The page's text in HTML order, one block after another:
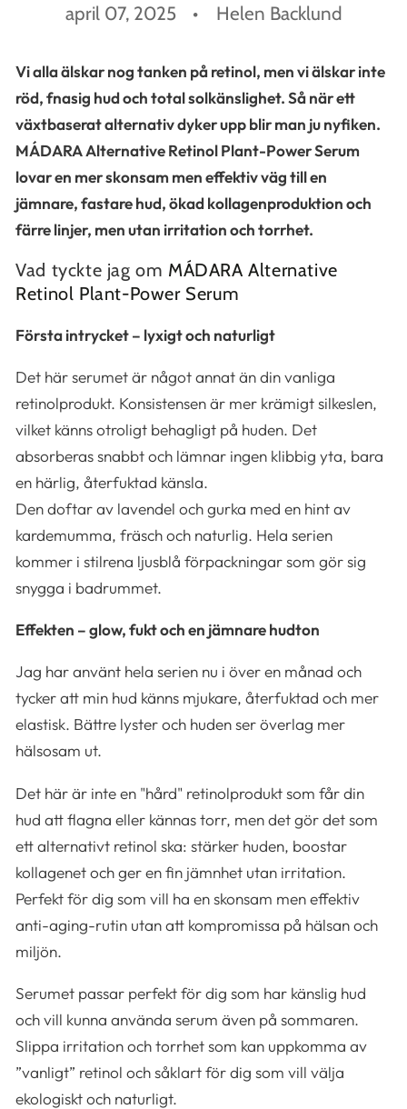
april 07, 2025 Helen Backlund
Vi alla älskar nog tanken på retinol, men vi älskar inte
röd, fnasig hud och total solkänslighet. Så när ett
växtbaserat alternativ dyker upp blir man ju nyfiken.
MÁDARA Alternative Retinol Plant-Power Serum
lovar en mer skonsam men effektiv väg till en
jämnare, fastare hud, ökad kollagenproduktion och
färre linjer, men utan irritation och torrhet.
Vad tyckte jag om MÁDARA Alternative
Retinol Plant-Power Serum
Första intrycket – lyxigt och naturligt
Det här serumet är något annat än din vanliga
retinolprodukt. Konsistensen är mer krämigt silkeslen,
vilket känns otroligt behagligt på huden. Det
absorberas snabbt och lämnar ingen klibbig yta, bara
en härlig, återfuktad känsla.
Den doftar av lavendel och gurka med en hint av
kardemumma, fräsch och naturlig. Hela serien
kommer i stilrena ljusblå förpackningar som gör sig
snygga i badrummet.
Effekten – glow, fukt och en jämnare hudton
Jag har använt hela serien nu i över en månad och
tycker att min hud känns mjukare, återfuktad och mer
elastisk. Bättre lyster och huden ser överlag mer
hälsosam ut.
Det här är inte en "hård" retinolprodukt som får din
hud att flagna eller kännas torr, men det gör det som
ett alternativt retinol ska: stärker huden, boostar
kollagenet och ger en fin jämnhet utan irritation.
Perfekt för dig som vill ha en skonsam men effektiv
anti-aging-rutin utan att kompromissa på hälsan och
miljön.
Serumet passar perfekt för dig som har känslig hud
och vill kunna använda serum även på sommaren.
Slippa irritation och torrhet som kan uppkomma av
”vanligt” retinol och såklart för dig som vill välja
ekologiskt och naturligt.